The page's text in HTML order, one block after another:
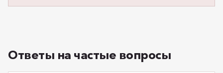
Ответы на частые вопросы